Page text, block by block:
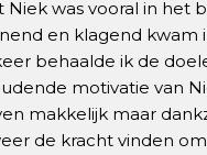
Niek was vooral in het
en klagend kwam
behaalde ik de
motivatie van
makkelijk maar
de kracht vinden